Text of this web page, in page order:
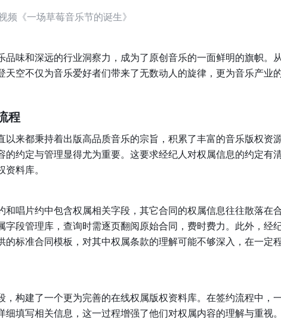
频《一场草莓音乐节的诞生》
味和深远的行业洞察力，成为了原创音乐的一面鲜明的旗帜。
空不仅为音乐爱好者们带来了无数动人的旋律，更为音乐产业
程
来都秉持着出版高品质音乐的宗旨，积累了丰富的音乐版权资
约定与管理显得尤为重要。这要求经纪人对权属信息的约定有
料库。
唱片约中包含权属相关字段，其它合同的权属信息往往散落在
段管理库，查询时需逐页翻阅原始合同，费时费力。此外，经
标准合同模板，对其中权属条款的理解可能不够深入，在一定
构建了一个更为完善的在线权属版权资料库。在签约流程中，
填写相关信息，这一过程增强了他们对权属内容的理解与重视